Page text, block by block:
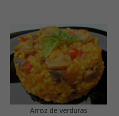
Arroz de verduras